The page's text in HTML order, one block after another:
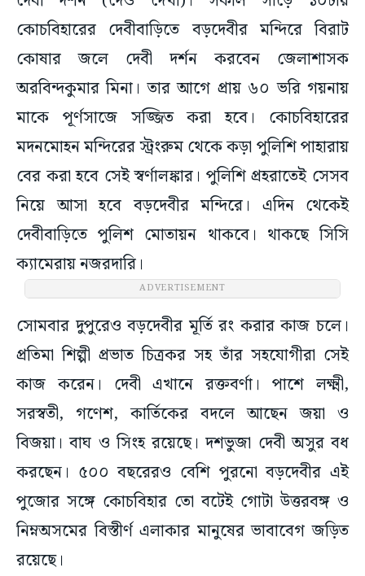
কোচবিহারের দেবীবাড়িতে বড়দেবীর মন্দিরে বিরাট
কোষার জলে দেবী দর্শন করবেন জেলাশাসক
অরবিন্দকুমার মিনা। তার আগে প্রায় ৬০ ভরি গয়নায়
মাকে পূর্ণসাজে সজ্জিত করা হবে। কোচবিহারের
মদনমোহন মন্দিরের স্ট্রংরুম থেকে কড়া পুলিশি পাহারায়
বের করা হবে সেই স্বর্ণালঙ্কার। পুলিশি প্রহরাতেই সেসব
নিয়ে আসা হবে বড়দেবীর মন্দিরে। এদিন থেকেই
দেবীবাড়িতে পুলিশ মোতায়ন থাকবে। থাকছে সিসি
ক্যামেরায় নজরদারি।
ADVERTISEMENT
সোমবার দুপুরেও বড়দেবীর মূর্তি রং করার কাজ চলে।
প্রতিমা শিল্পী প্রভাত চিত্রকর সহ তাঁর সহযোগীরা সেই
কাজ করেন। দেবী এখানে রক্তবর্ণা। পাশে লক্ষ্মী,
সরস্বতী, গণেশ, কার্তিকের বদলে আছেন জয়া ও
বিজয়া। বাঘ ও সিংহ রয়েছে। দশভুজা দেবী অসুর বধ
করছেন। ৫০০ বছরেরও বেশি পুরনো বড়দেবীর এই
পুজোর সঙ্গে কোচবিহার তো বটেই গোটা উত্তরবঙ্গ ও
নিম্নঅসমের বিস্তীর্ণ এলাকার মানুষের ভাবাবেগ জড়িত
রয়েছে।